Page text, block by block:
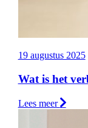
19 augustus 2025
Wat is het
Lees meer